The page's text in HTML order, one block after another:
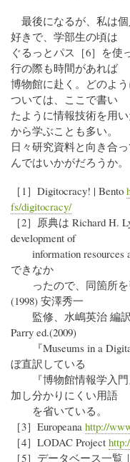
最後になるが、私は
好きで、学部生の頃は
ぐるっとパス［6］を使
行の際も時間があれば
博物館に赴く。どのよ
ついては、ここで書い
たように情報技術を用
から学ぶことも多い。
日々研究資料と向き合
んではいかがだろうか。
［1］Digitocracy! | Bento
fs/digitocracy/
［2］原典は Richard H.
development of
information resources
できなか
ったので、同箇所を
(1998) 安澤秀一
監修、水嶋英治 編訳
Parry ed.(2009)
『Museums in a
ぼ直訳している
『博物館情報学入門
加し分かりにくい用語
を省いている。
［3］Europeana http://
［4］LODAC Project
［5］データベース一